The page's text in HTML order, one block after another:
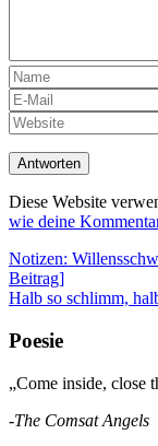
Diese Website
wie deine
Beitrags-
Navigation
Notizen:
Beitrag]
Halb so schlimm,
Poesie
„Come inside, close
-The Comsat Angels